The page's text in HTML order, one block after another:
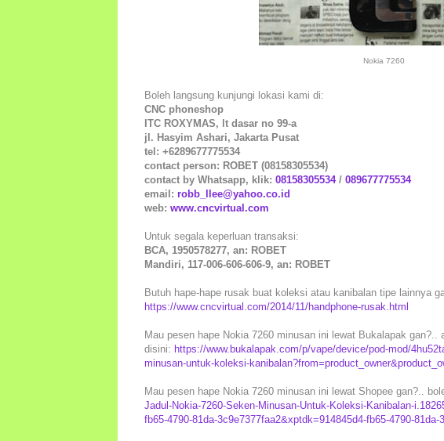
Nokia 7260
Boleh langsung kunjungi lokasi kami di:
CNC phoneshop
ITC ROXYMAS, lt dasar no 99-a
jl. Hasyim Ashari, Jakarta Pusat
tel: +6289677775534
contact person: ROBET (08158305534)
contact by Whatsapp, klik: 08158305534/ 089677775534
email: robb_llee@yahoo.co.id
web: www.cncvirtual.com
Untuk segala keperluan transaksi:
BCA, 1950578277, an: ROBET
Mandiri, 117-006-606-606-9, an: ROBET
Butuh hape-hape rusak buat koleksi atau kanibalan tipe lainnya
https://www.cncvirtual.com/2014/11/handphone-rusak.html
Mau pesen hape Nokia 7260 minusan ini lewat Bukalapak gan?..
disini: https://www.bukalapak.com/p/vape/device/pod-mod/
minusan-untuk-koleksi-
Mau pesen hape Nokia 7260 minusan ini lewat Shopee gan?..
Jadul-Nokia-7260-Seken-Minusan-Untuk-Koleksi-Kanibalan-
fb65-4790-81da-3c9e7377faa2&xptdk=914845d4-fb65-4790-81da-